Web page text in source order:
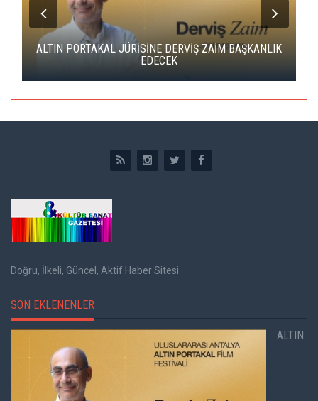
ALTIN PORTAKAL JÜRİSİNE DERVİŞ ZAİM BAŞKANLIK
EDECEK
Doğru, İlkeli, Güncel, Aktif Haber Sitesi
SON EKLENENLER
ALTIN